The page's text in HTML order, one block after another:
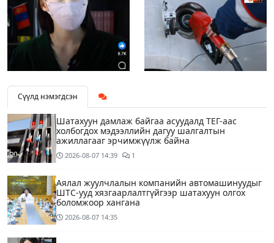
Сүүлд нэмэгдсэн
Шатахуун дамлаж байгаа асуудалд ТЕГ-аас
холбогдох мэдээллийн дагуу шалгалтын
ажиллагааг эрчимжүүлж байна
2026-08-07 14:39 1
Аялал жуулчлалын компанийн автомашинуудыг
ШТС-ууд хязгаарлалтгүйгээр шатахуун олгох
боломжоор хангана
2026-08-07 14:35